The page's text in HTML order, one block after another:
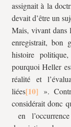
assignait à la
devait d’être un
Mais, vivant dans
enregistrait, bon
histoire
pourquoi Heller
réalité et
liées
».
considérait donc
en